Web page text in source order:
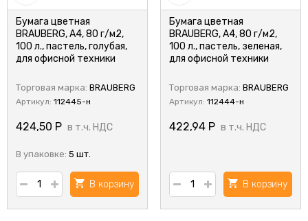
Бумага цветная
BRAUBERG, А4, 80 г/м2,
100 л., пастель, голубая,
для офисной техники
Торговая марка: BRAUBERG
Артикул: 112445-н
424,50 Р в т.ч. НДС
В упаковке: 5 шт.
В корзину
Бумага цветная
BRAUBERG, А4, 80 г/м2,
100 л., пастель, зеленая,
для офисной техники
Торговая марка: BRAUBERG
Артикул: 112444-н
422,94 Р в т.ч. НДС
В корзину